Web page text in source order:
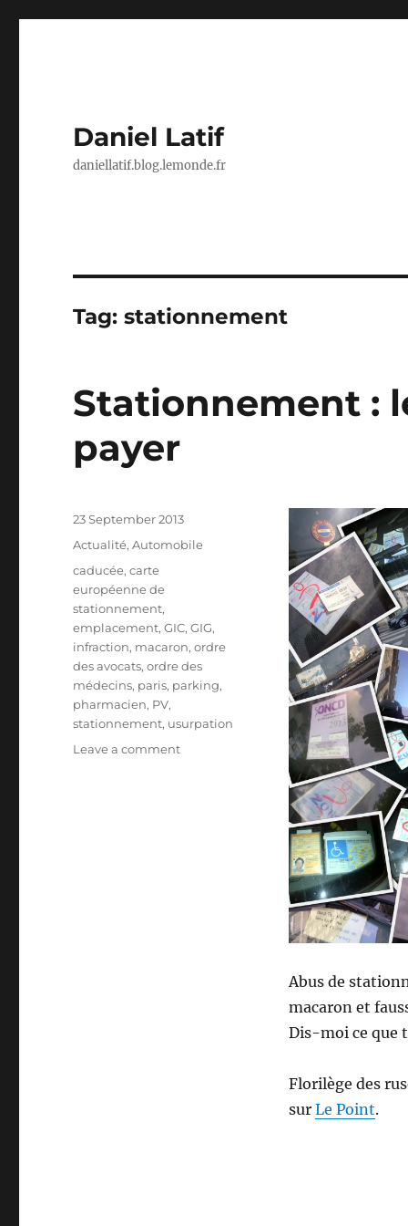
Daniel Latif
daniellatif.blog.lemonde.fr
Tag:stationnement
Stationnement :
payer
Abus de
macaron et
Dis-moi ce que
Florilège des
sur Le Point.
Posted
23 September 2013
Categories
Actualité,Automobile
Tags
caducée,carte
européenne de
stationnement,
emplacement,GIC,GIG,
infraction, macaron,ordre
des avocats,ordre des
médecins, paris, parking,
pharmacien, PV,
stationnement, usurpation
Leave a commenton